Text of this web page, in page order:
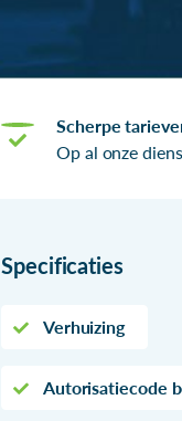
Scherpe
Op al onze
Specificaties
Verhuizing
Autorisatiecode